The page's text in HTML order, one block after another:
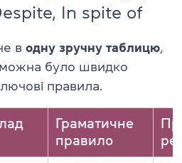
In spite of
в одну зручну таблицю
можна було швидко
правила.
Граматичне
правило